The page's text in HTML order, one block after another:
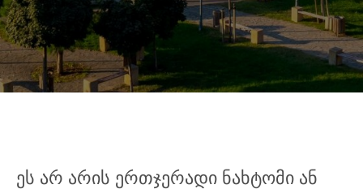
ეს არ არის ერთჯერადი ნახტომი ან